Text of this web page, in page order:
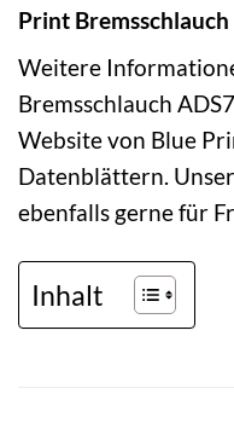
Print
Weitere
Bremsschlauch
Website von Blue
Datenblättern.
ebenfalls gerne für
Inhalt